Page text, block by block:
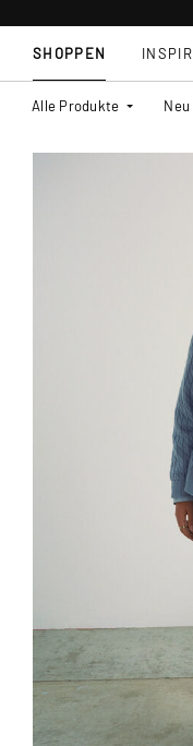
SHOPPEN
Alle Produkte Neu